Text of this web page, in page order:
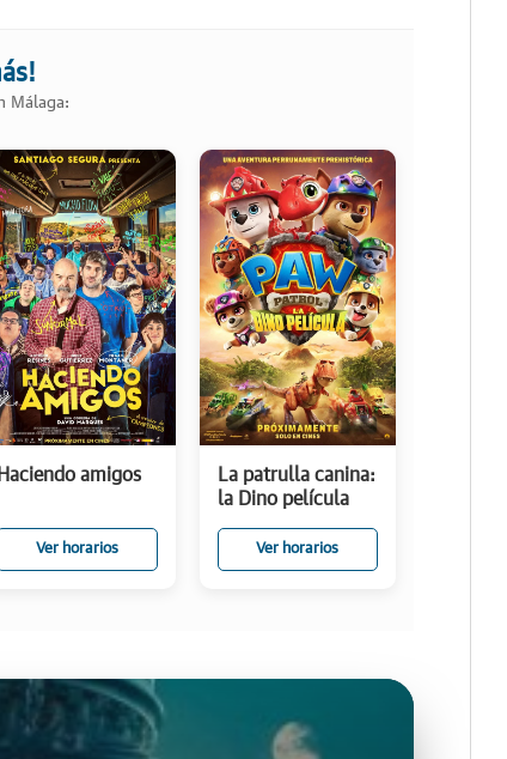
Málaga:
Haciendo amigos
Ver horarios
La patrulla canina:
la Dino película
Ver horarios